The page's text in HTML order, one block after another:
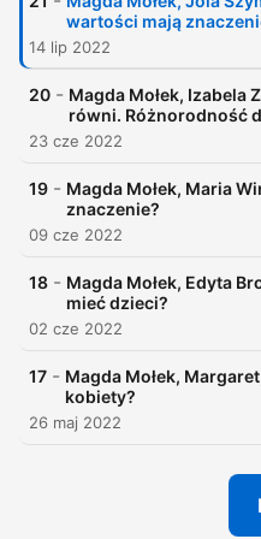
wartości mają
14 lip 2022
20 - Magda Mołek, Izabela
równi. Różnorodność
23 cze 2022
19 - Magda Mołek, Maria
znaczenie?
09 cze 2022
18 - Magda Mołek, Edyta
mieć dzieci?
02 cze 2022
17 - Magda Mołek,
kobiety?
26 maj 2022